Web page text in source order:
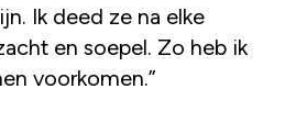
Ik deed ze na elke
en soepel. Zo heb ik
voorkomen.”